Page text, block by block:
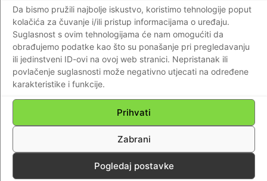
Da bismo pružili najbolje iskustvo, koristimo tehnologije poput
kolačića za čuvanje i/ili pristup informacijama o uređaju.
Suglasnost s ovim tehnologijama će nam omogućiti da
obrađujemo podatke kao što su ponašanje pri pregledavanju
ili jedinstveni ID-ovi na ovoj web stranici. Nepristanak ili
povlačenje suglasnosti može negativno utjecati na određene
karakteristike i funkcije.
Prihvati
Zabrani
Pogledaj postavke
Što je sve rekla Kolinda Grabar-Kitarović
-koja se posljednji put obratila javnosti
kao hrvatska predsjednica…poslušajte u
videu…